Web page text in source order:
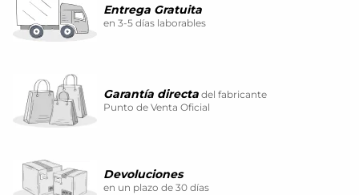
Entrega Gratuita
en 3-5 días laborables
Garantía directa del fabricante
Punto de Venta Oficial
Devoluciones
en un plazo de 30 días